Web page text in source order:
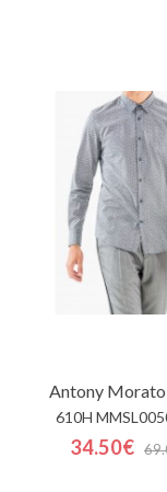
Antony Morato
610H
34.50€